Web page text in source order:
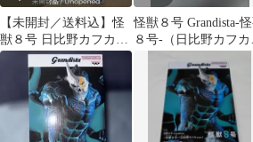
【未開封／送料込】怪
獣８号 日比野カフカ
ver. フィギュア
怪獣８号 Grandista-
８号-（日比野カフカ